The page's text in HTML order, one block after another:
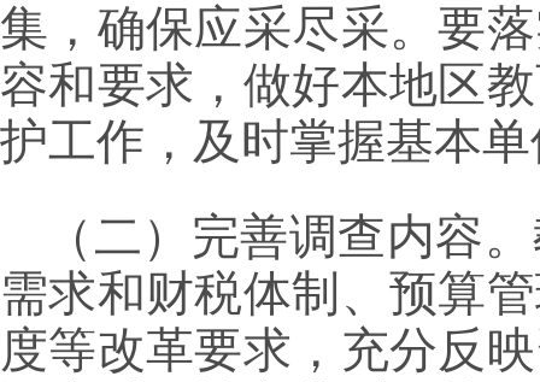
集，确保应采尽采。要
容和要求，做好本地区
护工作，及时掌握基本
（二）完善调查内容
需求和财税体制、预算
度等改革要求，充分反